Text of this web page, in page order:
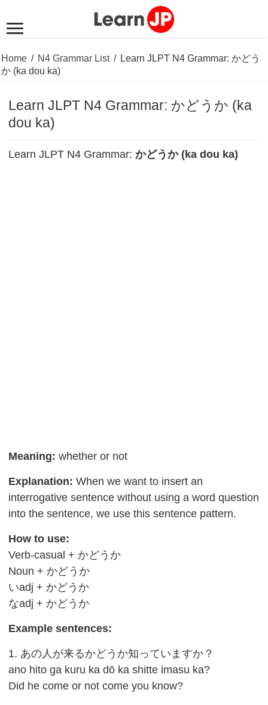
Home / N4 Grammar List / Learn JLPT N4 Grammar: かどう
か (ka dou ka)
Learn JLPT N4 Grammar: かどうか (ka
dou ka)
Learn JLPT N4 Grammar:かどうか (ka dou ka)
Meaning: whether or not
Explanation: When we want to insert an
interrogative sentence without using a word question
into the sentence, we use this sentence pattern.
How to use:
Verb-casual + かどうか
Noun + かどうか
いadj + かどうか
なadj + かどうか
Example sentences:
1. あの人が来るかどうか知っていますか？
ano hito ga kuru ka dō ka shitte imasu ka?
Did he come or not come you know?